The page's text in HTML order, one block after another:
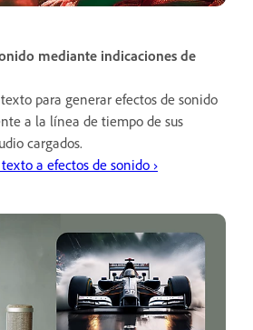
mediante indicaciones de
para generar efectos de sonido
a la línea de tiempo de sus
cargados.
a efectos de sonido ›